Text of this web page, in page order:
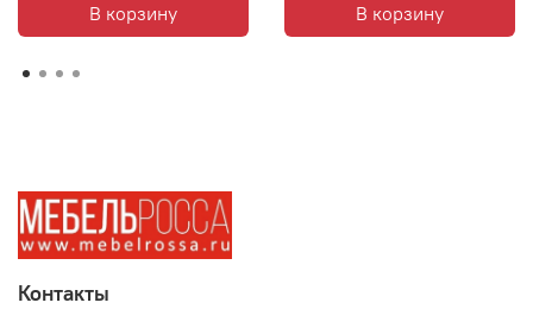
В корзину В корзину
Контакты